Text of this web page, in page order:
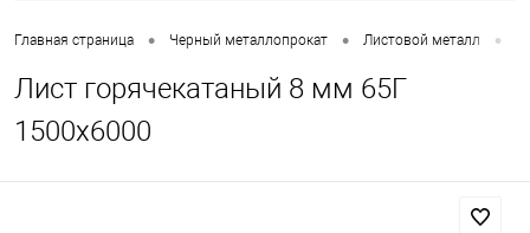
Главная страница • Черный металлопрокат • Листовой металл •
Лист горячекатаный 8 мм 65Г
1500х6000